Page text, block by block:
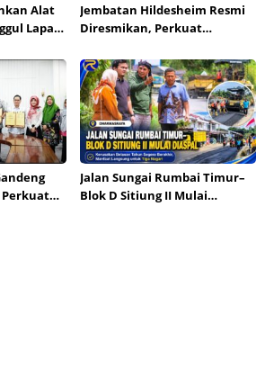
Alat
Lapau
Jembatan Hildesheim Resmi
Diresmikan, Perkuat
Kota Hildesheim
Perkuat
Jalan Sungai Rumbai Timur–
Blok D Sitiung II Mulai